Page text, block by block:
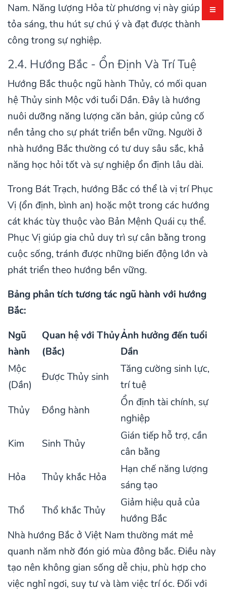
Nam. Năng lượng Hỏa từ phương vị này giúp họ
tỏa sáng, thu hút sự chú ý và đạt được thành
công trong sự nghiệp.
2.4. Hướng Bắc - Ổn Định Và Trí Tuệ
Hướng Bắc thuộc ngũ hành Thủy, có mối quan
hệ Thủy sinh Mộc với tuổi Dần. Đây là hướng
nuôi dưỡng năng lượng căn bản, giúp củng cố
nền tảng cho sự phát triển bền vững. Người ở
nhà hướng Bắc thường có tư duy sâu sắc, khả
năng học hỏi tốt và sự nghiệp ổn định lâu dài.
Trong Bát Trạch, hướng Bắc có thể là vị trí Phục
Vị (ổn định, bình an) hoặc một trong các hướng
cát khác tùy thuộc vào Bản Mệnh Quái cụ thể.
Phục Vị giúp gia chủ duy trì sự cân bằng trong
cuộc sống, tránh được những biến động lớn và
phát triển theo hướng bền vững.
Bảng phân tích tương tác ngũ hành với hướng
Bắc:
Ngũ
hành
Quan hệ với Thủy
(Bắc)
Ảnh hưởng đến tuổi
Dần
Mộc
(Dần)
Được Thủy sinh
Tăng cường sinh lực,
trí tuệ
Thủy
Đồng hành
Ổn định tài chính, sự
nghiệp
Kim
Sinh Thủy
Gián tiếp hỗ trợ, cần
cân bằng
Hỏa
Thủy khắc Hỏa
Hạn chế năng lượng
sáng tạo
Thổ
Thổ khắc Thủy
Giảm hiệu quả của
hướng Bắc
Nhà hướng Bắc ở Việt Nam thường mát mẻ
quanh năm nhờ đón gió mùa đông bắc. Điều này
tạo nên không gian sống dễ chịu, phù hợp cho
việc nghỉ ngơi, suy tư và làm việc trí óc. Đối với